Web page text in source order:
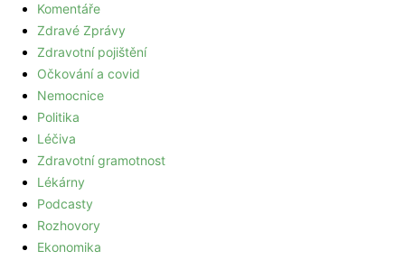
Komentáře
Zdravé Zprávy
Zdravotní pojištění
Očkování a covid
Nemocnice
Politika
Léčiva
Zdravotní gramotnost
Lékárny
Podcasty
Rozhovory
Ekonomika